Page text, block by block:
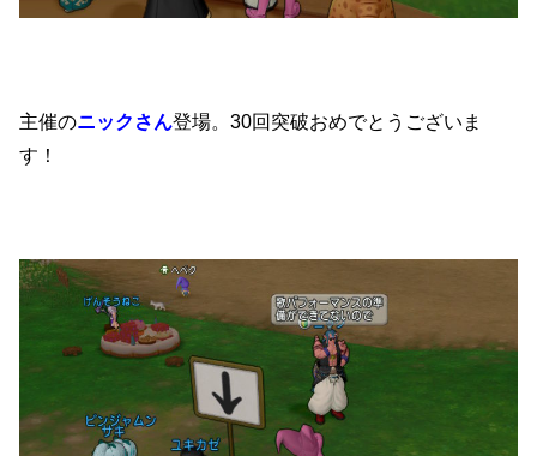
主催のニックさん登場。30回突破おめでとうございま
す！